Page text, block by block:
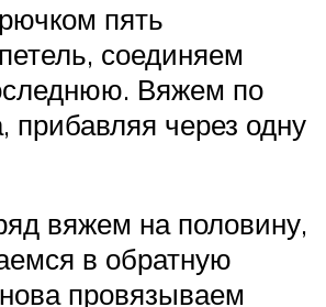
пять
соединяем
Вяжем по
прибавляя через одну
вяжем на половину,
в обратную
провязываем